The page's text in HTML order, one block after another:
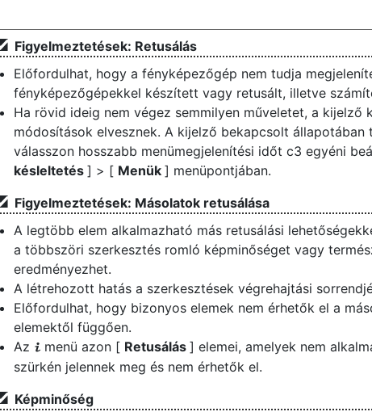
Figyelmeztetések: Retusálás
Előfordulhat, hogy a fényképezőgép nem tudja
fényképezőgépekkel készített vagy retusált, illetve
Ha rövid ideig nem végez semmilyen műveletet, a kijelző
módosítások elvesznek. A kijelző bekapcsolt
válasszon hosszabb menümegjelenítési időt c3 egyéni
késleltetés ] > [ Menük ] menüpontjában.
Figyelmeztetések: Másolatok retusálása
A legtöbb elem alkalmazható más retusálási
a többszöri szerkesztés romló képminőséget vagy
eredményezhet.
A létrehozott hatás a szerkesztések végrehajtási
Előfordulhat, hogy bizonyos elemek nem érhetők el a
elemektől függően.
Az i menü azon [ Retusálás ] elemei, amelyek nem
szürkén jelennek meg és nem érhetők el.
Képminőség